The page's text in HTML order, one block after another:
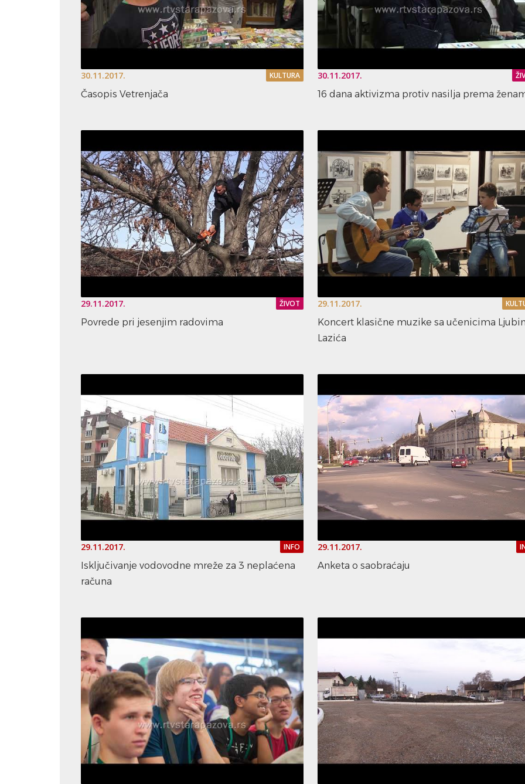
30.11.2017. KULTURA
Časopis Vetrenjača
30.11.2017.
16 dana aktivizma protiv nasilja prema
29.11.2017. ŽIVOT
Povrede pri jesenjim radovima
29.11.2017.
Koncert klasične muzike sa učenicima
Lazića
29.11.2017. INFO
Isključivanje vodovodne mreže za 3 neplaćena
računa
29.11.2017.
Anketa o saobraćaju